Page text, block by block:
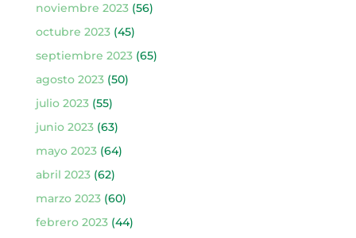
noviembre 2023(56)
octubre 2023(45)
septiembre 2023(65)
agosto 2023(50)
julio 2023(55)
junio 2023(63)
mayo 2023(64)
abril 2023(62)
marzo 2023(60)
febrero 2023(44)